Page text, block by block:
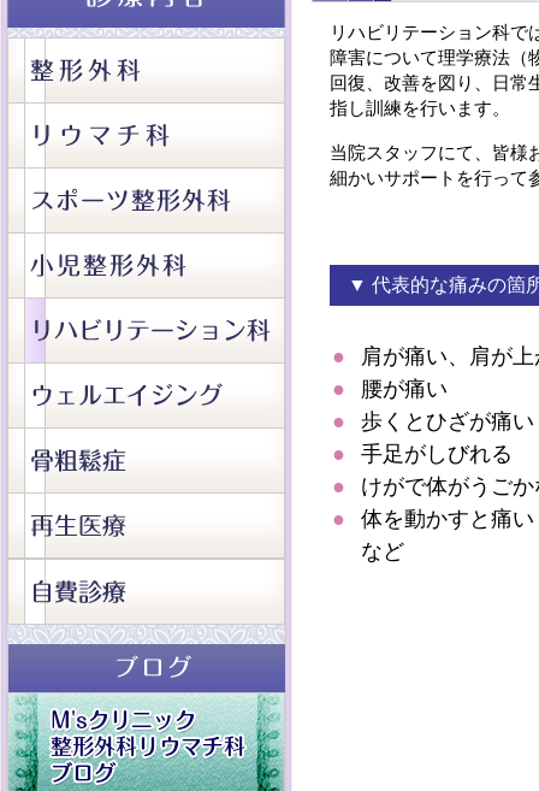
リハビリテーション科で
障害について理学療法（
回復、改善を図り、日常
指し訓練を行います。
当院スタッフにて、皆様
細かいサポートを行って
▼ 代表的な痛みの箇
●
肩が痛い、肩が
●
腰が痛い
●
歩くとひざが痛い
●
手足がしびれる
●
けがで体がうご
●
体を動かすと痛い
など